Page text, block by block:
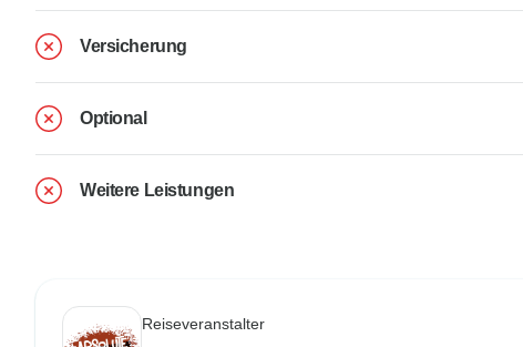
Versicherung
Optional
Weitere Leistungen
Reiseveranstalter